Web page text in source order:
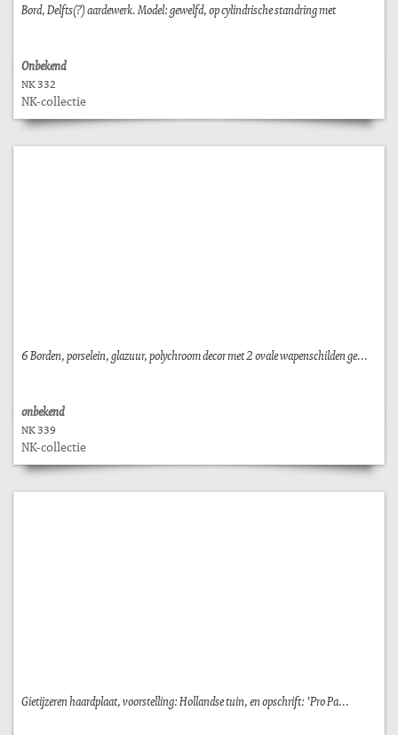
Bord, Delfts(?) aardewerk. Model: gewelfd, op cylindrische standring met
Onbekend
NK 332
NK-collectie
6 Borden, porselein, glazuur, polychroom decor met 2 ovale wapenschilden ge...
onbekend
NK 339
NK-collectie
Gietijzeren haardplaat, voorstelling: Hollandse tuin, en opschrift: 'Pro Pa...